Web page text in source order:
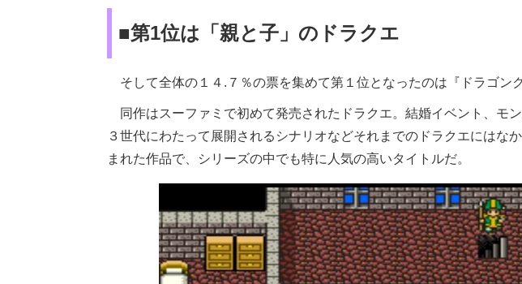
■第1位は「親と子」のドラクエ
そして全体の１４.７％の票を集めて第１位となったのは『ドラゴン
同作はスーファミで初めて発売されたドラクエ。結婚イベント、モ
３世代にわたって展開されるシナリオなどそれまでのドラクエにはな
まれた作品で、シリーズの中でも特に人気の高いタイトルだ。